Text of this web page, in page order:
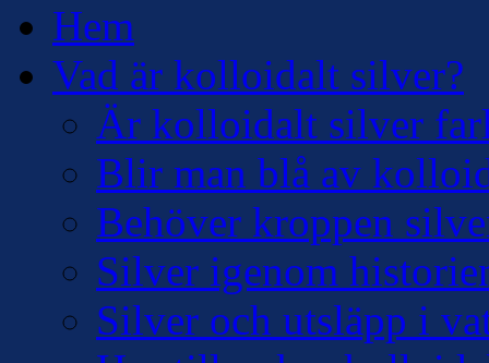
Hem
Vad är kolloidalt silver?
Är kolloidalt silver
Blir man blå av
Behöver kroppen
Silver igenom
Silver och utsläpp i